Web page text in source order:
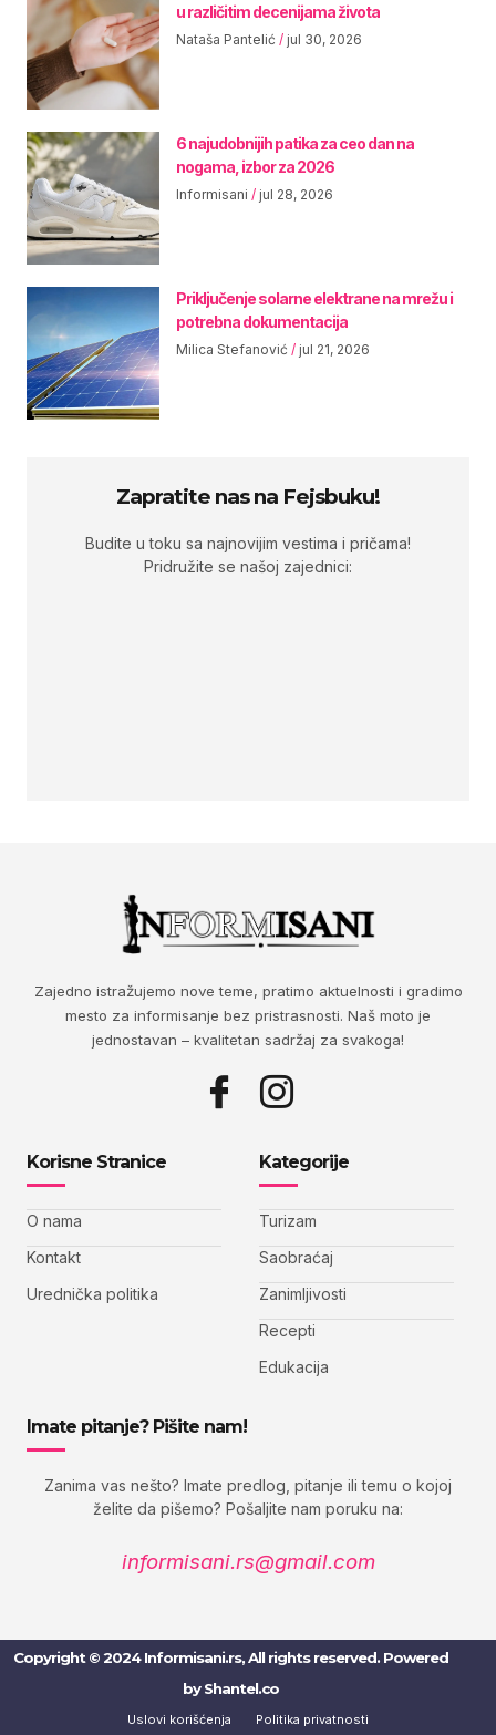
u različitim decenijama života
Nataša Pantelić jul 30, 2026
6 najudobnijih patika za ceo dan na
nogama, izbor za 2026
Informisani jul 28, 2026
Priključenje solarne elektrane na mrežu i
potrebna dokumentacija
Milica Stefanović jul 21, 2026
Zapratite nas na Fejsbuku!
Budite u toku sa najnovijim vestima i pričama!
Pridružite se našoj zajednici:
Zajedno istražujemo nove teme, pratimo aktuelnosti i gradimo
mesto za informisanje bez pristrasnosti. Naš moto je
jednostavan – kvalitetan sadržaj za svakoga!
Korisne Stranice
O nama
Kontakt
Urednička politika
Kategorije
Turizam
Saobraćaj
Zanimljivosti
Recepti
Edukacija
Imate pitanje? Pišite nam!
Zanima vas nešto? Imate predlog, pitanje ili temu o kojoj
želite da pišemo? Pošaljite nam poruku na:
informisani.rs@gmail.com
Copyright © 2024 Informisani.rs, All rights reserved. Powered
byShantel.co
Uslovi korišćenja Politika privatnosti